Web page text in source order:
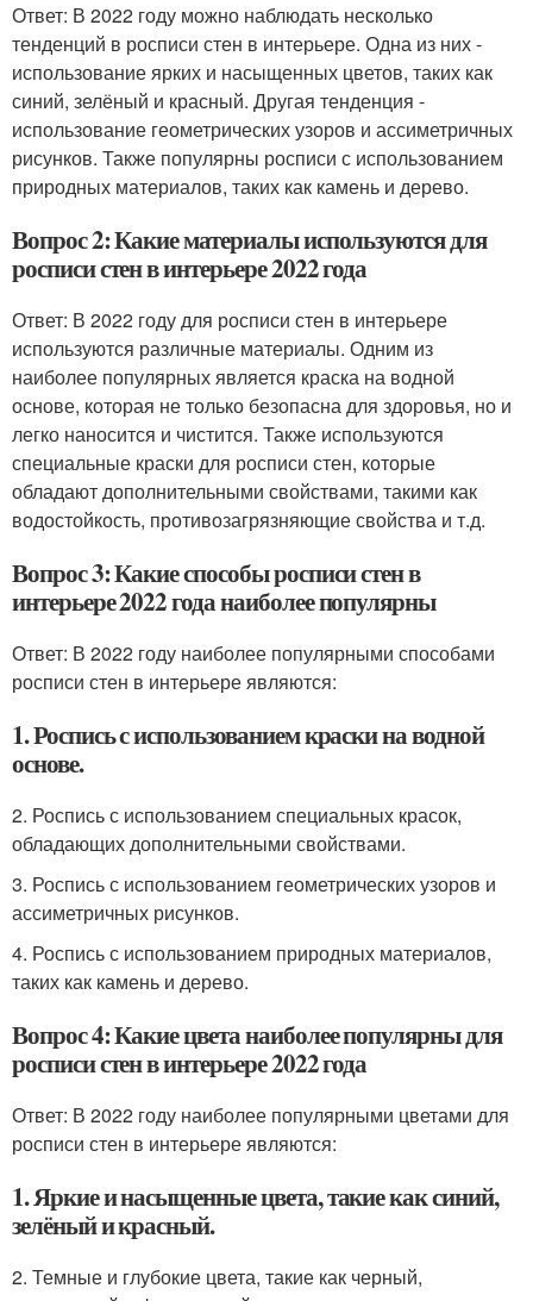
Ответ: В 2022 году можно наблюдать несколько
тенденций в росписи стен в интерьере. Одна из них -
использование ярких и насыщенных цветов, таких как
синий, зелёный и красный. Другая тенденция -
использование геометрических узоров и ассиметричных
рисунков. Также популярны росписи с использованием
природных материалов, таких как камень и дерево.
Вопрос 2: Какие материалы используются для
росписи стен в интерьере 2022 года
Ответ: В 2022 году для росписи стен в интерьере
используются различные материалы. Одним из
наиболее популярных является краска на водной
основе, которая не только безопасна для здоровья, но и
легко наносится и чистится. Также используются
специальные краски для росписи стен, которые
обладают дополнительными свойствами, такими как
водостойкость, противозагрязняющие свойства и т.д.
Вопрос 3: Какие способы росписи стен в
интерьере 2022 года наиболее популярны
Ответ: В 2022 году наиболее популярными способами
росписи стен в интерьере являются:
1. Роспись с использованием краски на водной
основе.
2. Роспись с использованием специальных красок,
обладающих дополнительными свойствами.
3. Роспись с использованием геометрических узоров и
ассиметричных рисунков.
4. Роспись с использованием природных материалов,
таких как камень и дерево.
Вопрос 4: Какие цвета наиболее популярны для
росписи стен в интерьере 2022 года
Ответ: В 2022 году наиболее популярными цветами для
росписи стен в интерьере являются:
1. Яркие и насыщенные цвета, такие как синий,
зелёный и красный.
2. Темные и глубокие цвета, такие как черный,